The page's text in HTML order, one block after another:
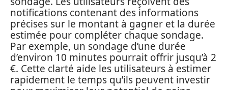
notifications contenant des informations
précises sur le montant à gagner et la durée
estimée pour compléter chaque sondage.
Par exemple, un sondage d’une durée
d’environ 10 minutes pourrait offrir jusqu’à 2
€. Cette clarté aide les utilisateurs à estimer
rapidement le temps qu’ils peuvent investir